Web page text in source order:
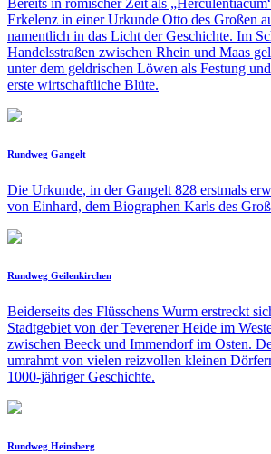
Erkelenz in einer Urkunde Otto des Großen
namentlich in das Licht der Geschichte. Im
Handelsstraßen zwischen Rhein und Maas
unter dem geldrischen Löwen als Festung
erste wirtschaftliche Blüte.
Rundweg Gangelt
Die Urkunde, in der Gangelt 828 erstmals
von Einhard, dem Biographen Karls des
Rundweg Geilenkirchen
Beiderseits des Flüsschens Wurm erstreckt
Stadtgebiet von der Teverener Heide im
zwischen Beeck und Immendorf im Osten.
umrahmt von vielen reizvollen kleinen
1000-jähriger Geschichte.
Rundweg Heinsberg